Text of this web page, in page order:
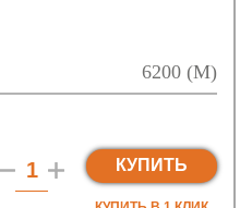
6200 (M)
КУПИТЬ